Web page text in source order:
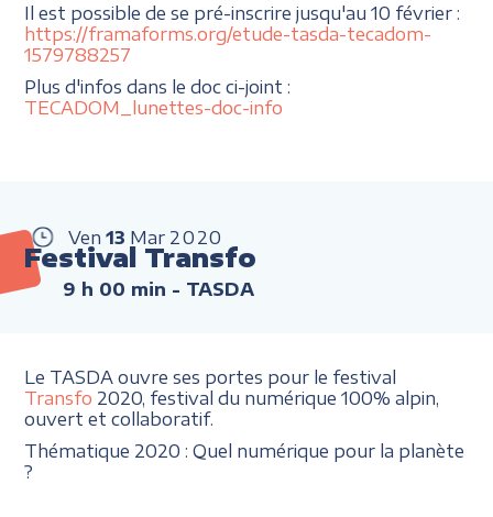
Il est possible de se pré-inscrire jusqu'au 10 février :
https://framaforms.org/etude-tasda-tecadom-
1579788257
Plus d'infos dans le doc ci-joint :
TECADOM_lunettes-doc-info
Ven 13 Mar 2020
Festival Transfo
9 h 00 min - TASDA
Le TASDA ouvre ses portes pour le festival
Transfo 2020, festival du numérique 100% alpin,
ouvert et collaboratif.
Thématique 2020 : Quel numérique pour la planète
?